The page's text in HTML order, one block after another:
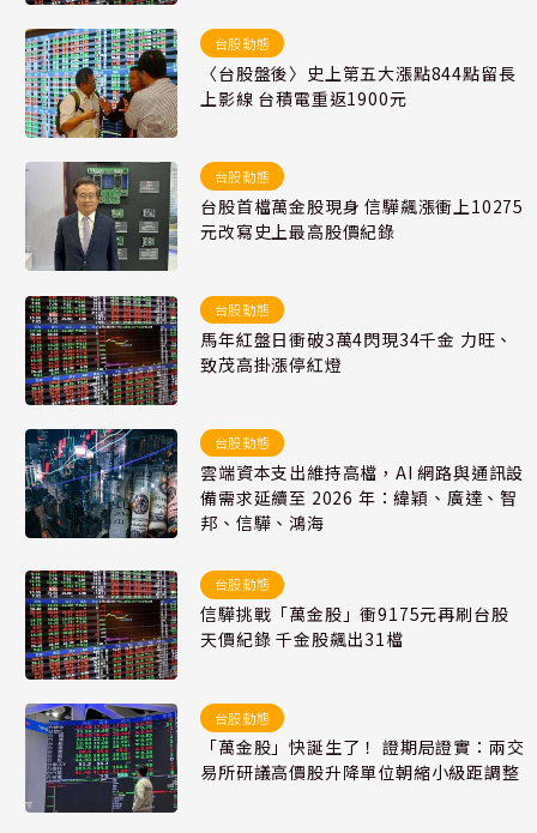
台股動態
〈台股盤後〉史上第五大漲點844點留長
上影線 台積電重返1900元
台股動態
台股首檔萬金股現身 信驊飆漲衝上10275
元改寫史上最高股價紀錄
台股動態
馬年紅盤日衝破3萬4閃現34千金 力旺、
致茂高掛漲停紅燈
台股動態
雲端資本支出維持高檔，AI 網路與通訊設
備需求延續至 2026 年：緯穎、廣達、智
邦、信驊、鴻海
台股動態
信驊挑戰「萬金股」衝9175元再刷台股
天價紀錄 千金股飆出31檔
台股動態
「萬金股」快誕生了！ 證期局證實：兩交
易所研議高價股升降單位朝縮小級距調整